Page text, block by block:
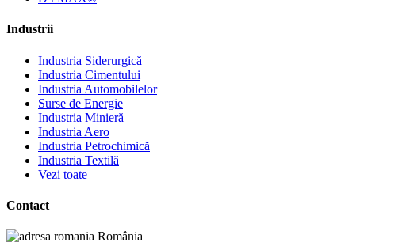
Industrii
Industria Siderurgică
Industria Cimentului
Industria Automobilelor
Surse de Energie
Industria Minieră
Industria Aero
Industria Petrochimică
Industria Textilă
Vezi toate
Contact
România